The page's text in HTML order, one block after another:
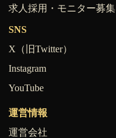
求人採用・モニター募集
SNS
X（旧Twitter）
Instagram
YouTube
運営情報
運営会社